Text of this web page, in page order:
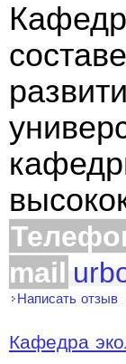
mail
Написать отзыв
Кафедра